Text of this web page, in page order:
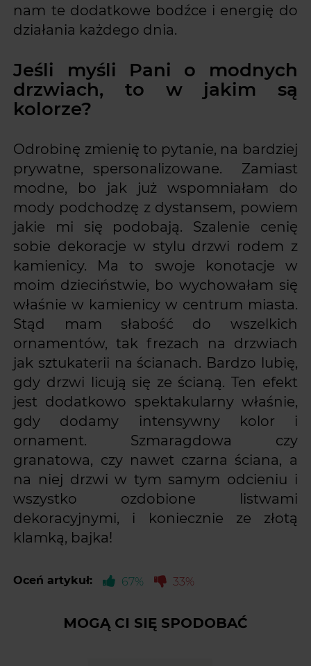
nam te dodatkowe bodźce i energię do
działania każdego dnia.
Jeśli myśli Pani o modnych
drzwiach, to w jakim są
kolorze?
Odrobinę zmienię to pytanie, na bardziej
prywatne, spersonalizowane. Zamiast
modne, bo jak już wspomniałam do
mody podchodzę z dystansem, powiem
jakie mi się podobają. Szalenie cenię
sobie dekoracje w stylu drzwi rodem z
kamienicy. Ma to swoje konotacje w
moim dzieciństwie, bo wychowałam się
właśnie w kamienicy w centrum miasta.
Stąd mam słabość do wszelkich
ornamentów, tak frezach na drzwiach
jak sztukaterii na ścianach. Bardzo lubię,
gdy drzwi licują się ze ścianą. Ten efekt
jest dodatkowo spektakularny właśnie,
gdy dodamy intensywny kolor i
ornament. Szmaragdowa czy
granatowa, czy nawet czarna ściana, a
na niej drzwi w tym samym odcieniu i
wszystko ozdobione listwami
dekoracyjnymi, i koniecznie ze złotą
klamką, bajka!
Oceń artykuł: 67% 33%